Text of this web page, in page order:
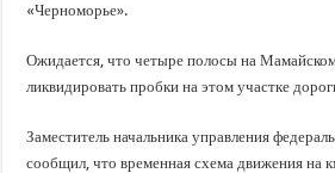
«Черноморье».
Ожидается, что четыре полосы на Мамайском
ликвидировать пробки на этом участке
Заместитель начальника управления
сообщил, что временная схема движения